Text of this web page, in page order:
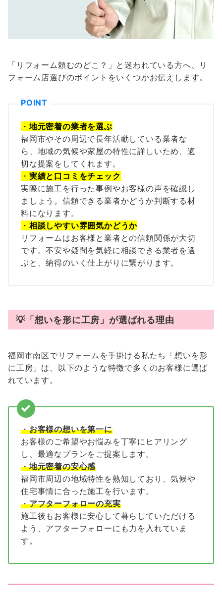
「リフォーム頼むのどこ？」と迷われている方へ、リ
フォーム店選びのポイントをいくつかお伝えします。
・ 地元密着の業者を選ぶ
福岡市やその周辺で長年活動している業者な
ら、地域の気候や家屋の特性に詳しいため、適
切な提案をしてくれます。
・ 実績と口コミをチェック
実際に施工を行った事例やお客様の声を確認し
ましょう。信頼できる業者かどうか判断する材
料になります。
・ 相談しやすい雰囲気かどうか
リフォームはお客様と業者との信頼関係が大切
です。不安や疑問を気軽に相談できる業者を選
ぶと、納得のいく仕上がりに繋がります。
💡「想いを形に工房」が選ばれる理由
福岡市南区でリフォームを手掛ける私たち「想いを形
に工房」は、以下のような特徴で多くのお客様に選ば
れています。
・お客様の想いを第一に
お客様のご希望やお悩みを丁寧にヒアリング
し、最適なプランをご提案します。
・地元密着の安心感
福岡市周辺の地域特性を熟知しており、気候や
住宅事情に合った施工を行います。
・アフターフォローの充実
施工後もお客様に安心して暮らしていただける
よう、アフターフォローにも力を入れていま
す。